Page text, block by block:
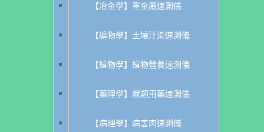
【冶金學】重金屬速測儀
【礦物學】土壤汙染速測儀
【植物學】植物營養速測儀
【藥理學】獸類用藥速測儀
【病理學】病害肉速測儀